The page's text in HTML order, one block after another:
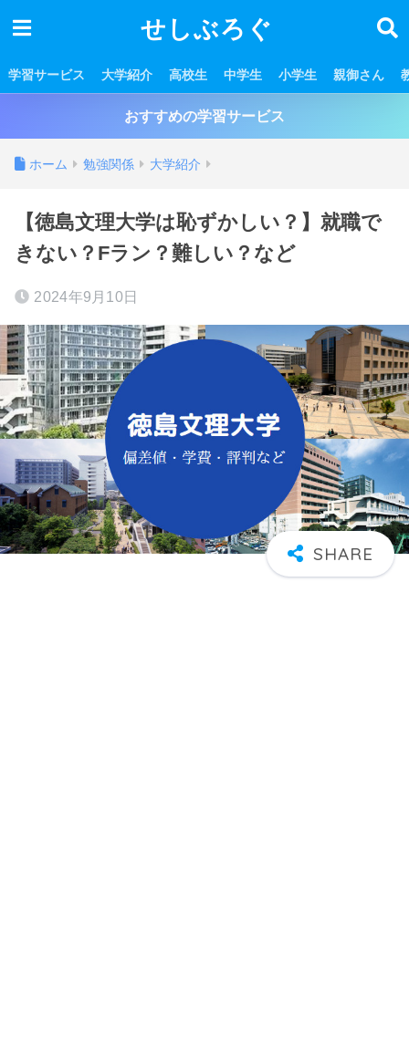
せしぶろぐ
学習サービス 大学紹介 高校生 中学生 小学生 親御さん
おすすめの学習サービス
ホーム 勉強関係 大学紹介
【徳島文理大学は恥ずかしい？】就職で
きない？Fラン？難しい？など
2024年9月10日